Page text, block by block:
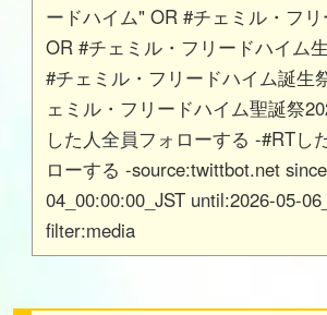
ードハイム" OR #チェミル・フ
OR #チェミル・フリードハイム
#チェミル・フリードハイム誕生
ェミル・フリードハイム聖誕祭
した人全員フォローする -#RTし
ローする -source:twittbot.net
04_00:00:00_JST until:2026-05-
filter:media